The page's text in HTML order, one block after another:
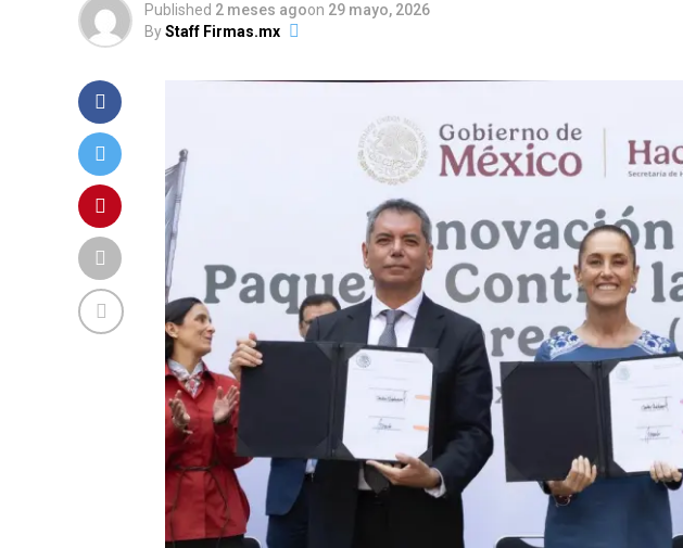
Published 2 meses agoon 29 mayo, 2026
ByStaff Firmas.mx